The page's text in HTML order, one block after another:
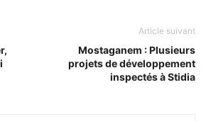
Article suivant
Mostaganem : Plusieurs
projets de développement
inspectés à Stidia